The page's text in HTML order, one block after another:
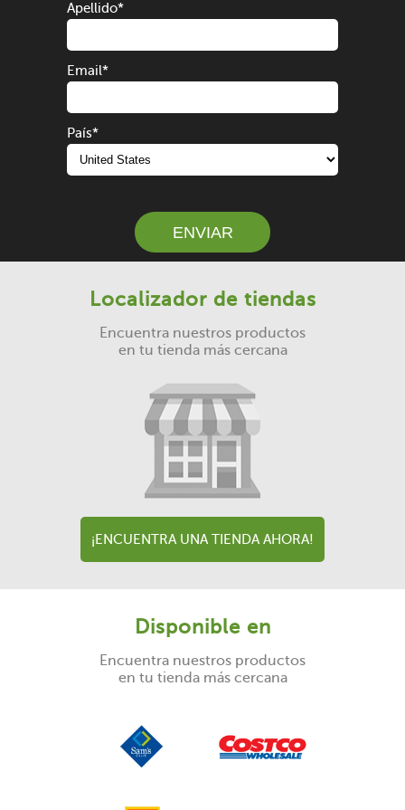
Apellido*
Email*
País*
ENVIAR
Localizador de tiendas
Encuentra nuestros productos
en tu tienda más cercana
¡ENCUENTRA UNA TIENDA AHORA!
Disponible en
Encuentra nuestros productos
en tu tienda más cercana